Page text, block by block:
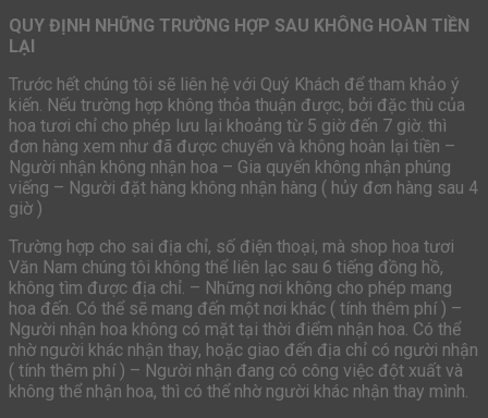
QUY ĐỊNH NHỮNG TRƯỜNG HỢP SAU KHÔNG HOÀN TIỀN
LẠI
Trước hết chúng tôi sẽ liên hệ với Quý Khách để tham khảo ý
kiến. Nếu trường hợp không thỏa thuận được, bởi đặc thù của
hoa tươi chỉ cho phép lưu lại khoảng từ 5 giờ đến 7 giờ. thì
đơn hàng xem như đã được chuyển và không hoàn lại tiền –
Người nhận không nhận hoa – Gia quyến không nhận phúng
viếng – Người đặt hàng không nhận hàng ( hủy đơn hàng sau 4
giờ )
Trường hợp cho sai địa chỉ, số điện thoại, mà shop hoa tươi
Văn Nam chúng tôi không thể liên lạc sau 6 tiếng đồng hồ,
không tìm được địa chỉ. – Những nơi không cho phép mang
hoa đến. Có thể sẽ mang đến một nơi khác ( tính thêm phí ) –
Người nhận hoa không có mặt tại thời điểm nhận hoa. Có thể
nhờ người khác nhận thay, hoặc giao đến địa chỉ có người nhận
( tính thêm phí ) – Người nhận đang có công việc đột xuất và
không thể nhận hoa, thì có thể nhờ người khác nhận thay mình.